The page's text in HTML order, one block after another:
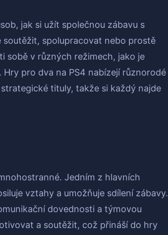
jak si užít společnou zábavu s
spolupracovat nebo prostě
sobě v různých režimech, jako je
pro dva na PS4 nabízejí různorodé
tituly, takže si každý najde
Jedním z hlavních
vztahy a umožňuje sdílení zábavy.
dovednosti a týmovou
a soutěžit, což přináší do hry